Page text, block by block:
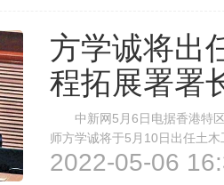
方学诚将出
程拓展署署
中新网5月6日电据香港特区
师方学诚将于5月10日出任土
务员事务局局长聂德权说：“
2022-05-06